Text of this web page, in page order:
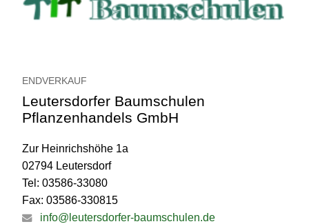
ENDVERKAUF
Leutersdorfer Baumschulen
Pflanzenhandels GmbH
Zur Heinrichshöhe 1a
02794 Leutersdorf
Tel: 03586-33080
Fax: 03586-330815
info@leutersdorfer-baumschulen.de